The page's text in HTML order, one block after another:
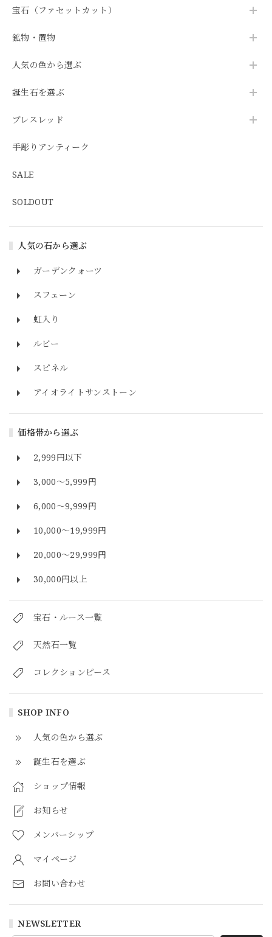
宝石（ファセットカット）
鉱物・置物
人気の色から選ぶ
誕生石を選ぶ
ブレスレッド
手彫りアンティーク
SALE
SOLDOUT
人気の石から選ぶ
ガーデンクォーツ
スフェーン
虹入り
ルビー
スピネル
アイオライトサンストーン
価格帯から選ぶ
2,999円以下
3,000～5,999円
6,000～9,999円
10,000～19,999円
20,000～29,999円
30,000円以上
宝石・ルース一覧
天然石一覧
コレクションピース
SHOP INFO
人気の色から選ぶ
誕生石を選ぶ
ショップ情報
お知らせ
メンバーシップ
マイページ
お問い合わせ
NEWSLETTER